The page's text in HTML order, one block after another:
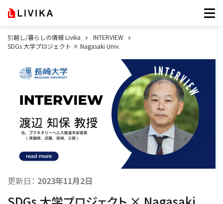
引越し/暮らしの情報 Livika
INTERVIEW
SDGs 大学プロジェクト × Nagasaki Univ.
更新日： 2023年11月2日